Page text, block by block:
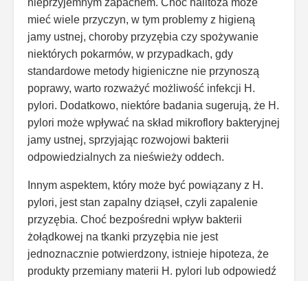
mieć wiele przyczyn, w tym problemy z higieną
jamy ustnej, choroby przyzębia czy spożywanie
niektórych pokarmów, w przypadkach, gdy
standardowe metody higieniczne nie przynoszą
poprawy, warto rozważyć możliwość infekcji H.
pylori. Dodatkowo, niektóre badania sugerują, że H.
pylori może wpływać na skład mikroflory bakteryjnej
jamy ustnej, sprzyjając rozwojowi bakterii
odpowiedzialnych za nieświeży oddech.
Innym aspektem, który może być powiązany z H.
pylori, jest stan zapalny dziąseł, czyli zapalenie
przyzębia. Choć bezpośredni wpływ bakterii
żołądkowej na tkanki przyzębia nie jest
jednoznacznie potwierdzony, istnieje hipoteza, że
produkty przemiany materii H. pylori lub odpowiedź